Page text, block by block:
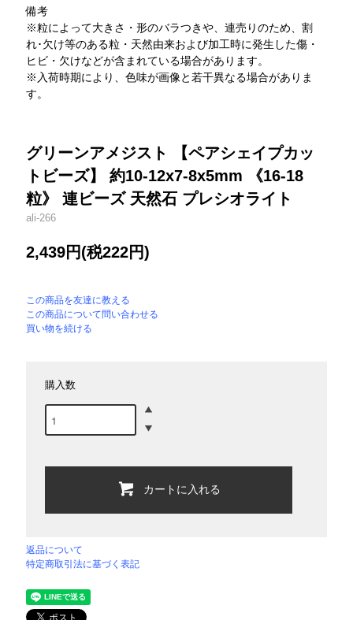
備考
※粒によって大きさ・形のバラつきや、連売りのため、割
れ･欠け等のある粒・天然由来および加工時に発生した傷・
ヒビ・欠けなどが含まれている場合があります。
※入荷時期により、色味が画像と若干異なる場合がありま
す。
グリーンアメジスト 【ペアシェイプカッ
トビーズ】 約10-12x7-8x5mm 《16-18
粒》 連ビーズ 天然石 プレシオライト
ali-266
2,439円(税222円)
この商品を友達に教える
この商品について問い合わせる
買い物を続ける
購入数
カートに入れる
返品について
特定商取引法に基づく表記